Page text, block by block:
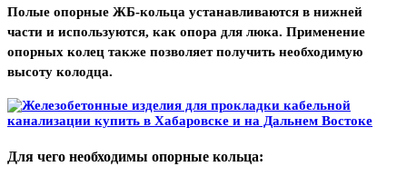
Полые опорные ЖБ-кольца устанавливаются в нижней
части и используются, как опора для люка. Применение
опорных колец также позволяет получить необходимую
высоту колодца.
Для чего необходимы опорные кольца: